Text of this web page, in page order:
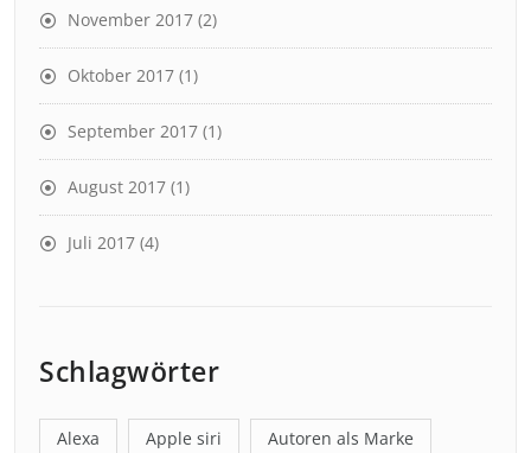
November 2017 (2)
Oktober 2017 (1)
September 2017 (1)
August 2017 (1)
Juli 2017 (4)
Schlagwörter
Alexa Apple siri Autoren als Marke